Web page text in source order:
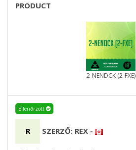
PRODUCT
2-NENDCK (2-FXE)
Ellenőrzött
R SZERZŐ: REX -